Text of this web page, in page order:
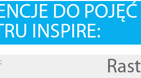
DO
INSPIRE: